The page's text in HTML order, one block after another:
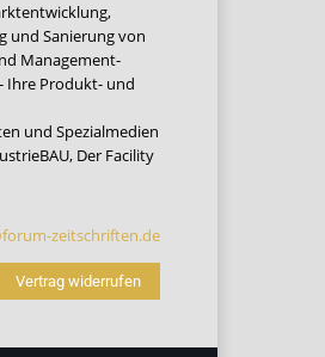
und Sanierung von
Management-
Ihre Produkt- und
und Spezialmedien
, Der Facility
zeitschriften.de
Vertrag widerrufen